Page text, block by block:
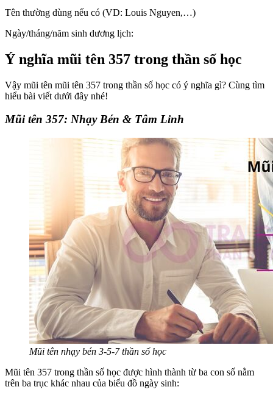
Tên thường dùng nếu có (VD: Louis Nguyen,…)
Ngày/tháng/năm sinh dương lịch:
Ý nghĩa mũi tên 357 trong thần số học
Vậy mũi tên mũi tên 357 trong thần số học có ý nghĩa gì? Cùng tìm
hiểu bài viết dưới đây nhé!
Mũi tên 357: Nhạy Bén & Tâm Linh
Mũi tên nhạy bén 3-5-7 thần số học
Mũi tên 357 trong thần số học được hình thành từ ba con số nằm
trên ba trục khác nhau của biểu đồ ngày sinh: